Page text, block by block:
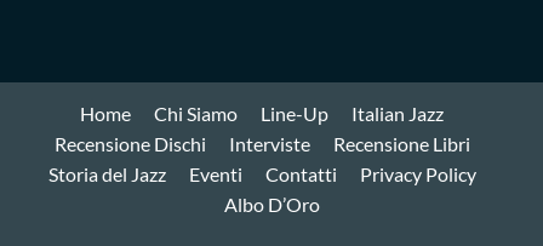
Home Chi Siamo Line-Up
Italian Jazz
Recensione Dischi
Interviste
Recensione Libri
Storia del Jazz
Eventi Contatti
Privacy Policy
Albo D’Oro